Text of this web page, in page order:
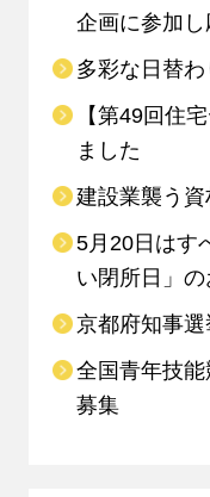
企画に参加し
多彩な日替
【第49回住
ました
建設業襲う
5月20日はす
い閉所日」
京都府知事
全国青年技
募集